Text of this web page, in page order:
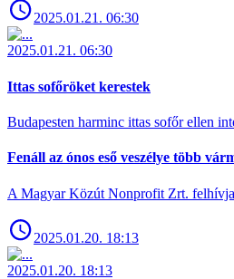
2025.01.21. 06:30
2025.01.21. 06:30
Ittas sofőröket kerestek
Budapesten harminc ittas sofőr ellen
Fenáll az ónos eső veszélye több
A Magyar Közút Nonprofit Zrt. felhívja
2025.01.20. 18:13
2025.01.20. 18:13